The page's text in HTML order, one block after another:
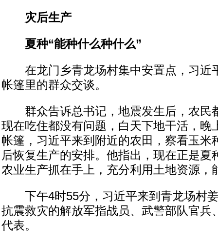
灾后生产
夏种“能种什么种什么”
在龙门乡青龙场村集中安置点，习近
帐篷里的群众交谈。
群众告诉总书记，地震发生后，农民
现在吃住都没有问题，白天下地干活，晚
帐篷，习近平来到附近的农田，察看玉米
后恢复生产的安排。他指出，现在正是夏
农业生产抓在手上，充分利用土地资源，
下午4时55分，习近平来到青龙场村
抗震救灾的解放军指战员、武警部队官兵
代表。